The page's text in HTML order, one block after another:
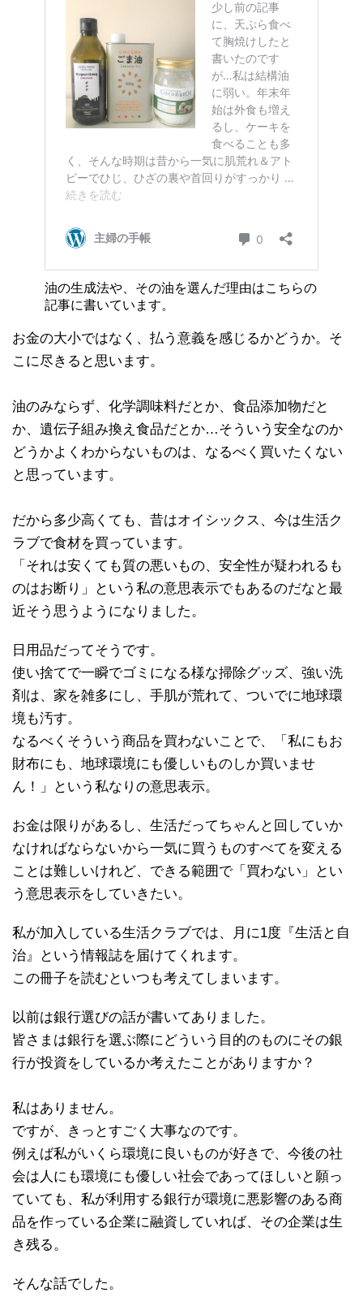
油の生成法や、その油を選んだ理由はこちらの
記事に書いています。
お金の大小ではなく、払う意義を感じるかどうか。そ
こに尽きると思います。
油のみならず、化学調味料だとか、食品添加物だと
か、遺伝子組み換え食品だとか…そういう安全なのか
どうかよくわからないものは、なるべく買いたくない
と思っています。
だから多少高くても、昔はオイシックス、今は生活ク
ラブで食材を買っています。
「それは安くても質の悪いもの、安全性が疑われるも
のはお断り」という私の意思表示でもあるのだなと最
近そう思うようになりました。
日用品だってそうです。
使い捨てで一瞬でゴミになる様な掃除グッズ、強い洗
剤は、家を雑多にし、手肌が荒れて、ついでに地球環
境も汚す。
なるべくそういう商品を買わないことで、「私にもお
財布にも、地球環境にも優しいものしか買いませ
ん！」という私なりの意思表示。
お金は限りがあるし、生活だってちゃんと回していか
なければならないから一気に買うものすべてを変える
ことは難しいけれど、できる範囲で「買わない」とい
う意思表示をしていきたい。
私が加入している生活クラブでは、月に1度『生活と自
治』という情報誌を届けてくれます。
この冊子を読むといつも考えてしまいます。
以前は銀行選びの話が書いてありました。
皆さまは銀行を選ぶ際にどういう目的のものにその銀
行が投資をしているか考えたことがありますか？
私はありません。
ですが、きっとすごく大事なのです。
例えば私がいくら環境に良いものが好きで、今後の社
会は人にも環境にも優しい社会であってほしいと願っ
ていても、私が利用する銀行が環境に悪影響のある商
品を作っている企業に融資していれば、その企業は生
き残る。
そんな話でした。